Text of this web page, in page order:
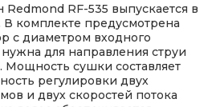
RF-535 выпускается в
В комплекте предусмотрена
с диаметром входного
для направления струи
Мощность сушки составляет
регулировки двух
и двух скоростей потока